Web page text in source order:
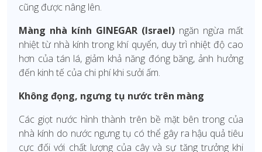
cũng được nâng lên.
Màng nhà kính GINEGAR (Israel) ngăn ngừa mất
nhiệt từ nhà kính trong khí quyển, duy trì nhiệt độ cao
hơn của tán lá, giảm khả năng đóng băng, ảnh hưởng
đến kinh tế của chi phí khi sưởi ấm.
Không đọng, ngưng tụ nước trên màng
Các giọt nước hình thành trên bề mặt bên trong của
nhà kính do nước ngưng tụ có thể gây ra hậu quả tiêu
cực đối với chất lượng của cây và sự tăng trưởng khi